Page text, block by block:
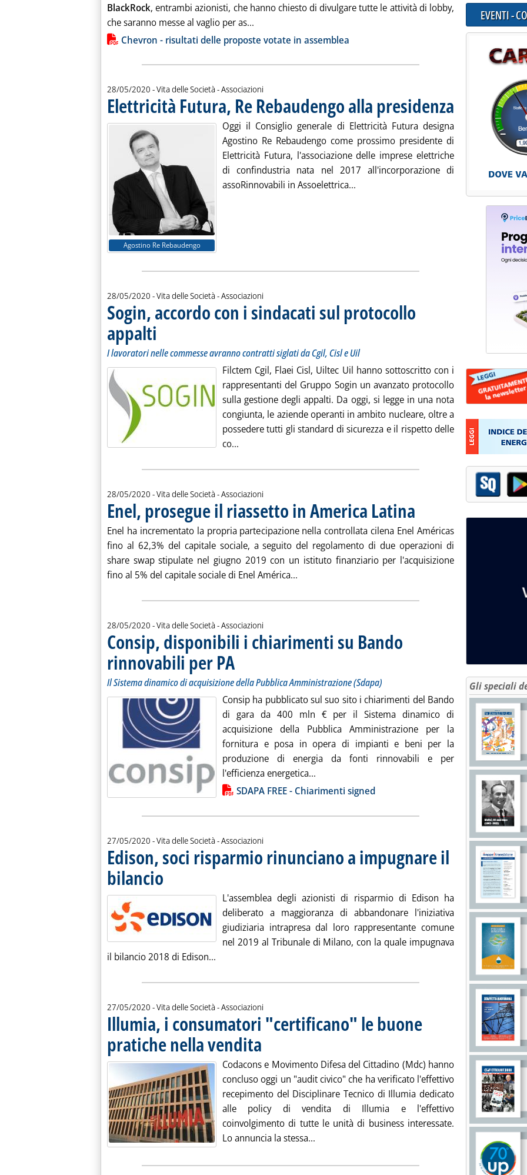
BlackRock, entrambi azionisti, che hanno chiesto di divulgare tutte le attività di lobby,
che saranno messe al vaglio per as... Leggi tutta la notizia: 'Chevron, solo attività di lobby "carbon
Lista allegati PDF alla notizia
Chevron - risultati delle proposte votate in assemblea
28/05/2020 - Vita delle Società - Associazioni
Elettricità Futura, Re Rebaudengo alla presidenza . Pubblicata giovedì 28
Agostino Re Rebaudengo
Oggi il Consiglio generale di Elettricità Futura designa
Agostino Re Rebaudengo come prossimo presidente di
Elettricità Futura, l'associazione delle imprese elettriche
di confindustria nata nel 2017 all'incorporazione di
assoRinnovabili in Assoelettrica...
28/05/2020 - Vita delle Società - Associazioni
Sogin, accordo con i sindacati sul protocollo
appalti . Sottotitolo: I lavoratori nelle commesse avranno contratti siglati da Cgil, Cisl e Uil
I lavoratori nelle commesse avranno contratti siglati da Cgil, Cisl e Uil
Filctem Cgil, Flaei Cisl, Uiltec Uil hanno sottoscritto con i
rappresentanti del Gruppo Sogin un avanzato protocollo
sulla gestione degli appalti. Da oggi, si legge in una nota
congiunta, le aziende operanti in ambito nucleare, oltre a
possedere tutti gli standard di sicurezza e il rispetto delle
co... Leggi tutta la notizia: 'Sogin, accordo con i sindacati sul protocollo
28/05/2020 - Vita delle Società - Associazioni
Enel, prosegue il riassetto in America Latina . Pubblicata giovedì 28 maggio 2020
Enel ha incrementato la propria partecipazione nella controllata cilena Enel Américas
fino al 62,3% del capitale sociale, a seguito del regolamento di due operazioni di
share swap stipulate nel giugno 2019 con un istituto finanziario per l'acquisizione
fino al 5% del capitale sociale di Enel América...
28/05/2020 - Vita delle Società - Associazioni
Consip, disponibili i chiarimenti su Bando
rinnovabili per PA
Il Sistema dinamico di acquisizione della Pubblica Amministrazione (Sdapa)
Consip ha pubblicato sul suo sito i chiarimenti del Bando
di gara da 400 mln € per il Sistema dinamico di
acquisizione della Pubblica Amministrazione per la
fornitura e posa in opera di impianti e beni per la
produzione di energia da fonti rinnovabili e per
l'efficienza energetica... Leggi tutta la notizia: 'Consip, disponibili i
Lista allegati PDF alla notiziaSDAPA FREE - Chiarimenti signed
27/05/2020 - Vita delle Società - Associazioni
Edison, soci risparmio rinunciano a impugnare il
bilancio . Pubblicata mercoledì 27 maggio 2020 alle 19.52.
L'assemblea degli azionisti di risparmio di Edison ha
deliberato a maggioranza di abbandonare l'iniziativa
giudiziaria intrapresa dal loro rappresentante comune
nel 2019 al Tribunale di Milano, con la quale impugnava
il bilancio 2018 di Edison... Leggi tutta la notizia: 'Edison, soci risparmio rinunciano a impugnare il
27/05/2020 - Vita delle Società - Associazioni
Illumia, i consumatori "certificano" le buone
pratiche nella vendita
Codacons e Movimento Difesa del Cittadino (Mdc) hanno
concluso oggi un "audit civico" che ha verificato l'effettivo
recepimento del Disciplinare Tecnico di Illumia dedicato
alle policy di vendita di Illumia e l'effettivo
coinvolgimento di tutte le unità di business interessate.
Lo annuncia la stessa... Leggi tutta la notizia: 'Illumia, i consumatori
EVENTI -
Gli speciali